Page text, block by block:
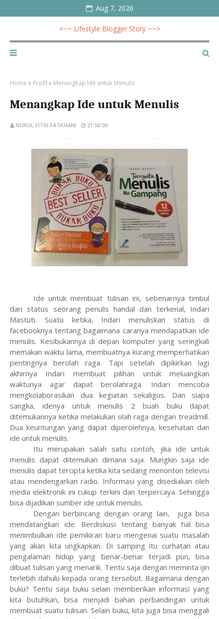
Aug 7, 2026
<~~ Lifestyle Blogger Story ~~>
Home Profil Menangkap Ide untuk Menulis
Menangkap Ide untuk Menulis
NURUL FITRI FATKHANI 21:50:00
Ide untuk membuat tulisan ini, sebenarnya timbul
dari status seorang penulis handal dan terkenal, Indari
Mastuti. Suatu ketika, Indari menuliskan status di
facebooknya tentang bagaimana caranya mendapatkan ide
menulis. Kesibukannya di depan komputer yang seringkali
memakan waktu lama, membuatnya kurang memperhatikan
pentingnya berolah raga. Tapi setelah dipikirkan lagi
akhirnya Indari membuat pilihan untuk meluangkan
waktunya agar dapat berolahraga. Indari mencoba
mengkolaborasikan dua kegiatan sekaligus. Dan siapa
sangka, idenya untuk menulis 2 buah buku dapat
ditemukannya ketika melakukan olah raga dengan treadmill.
Dua keuntungan yang dapat diperolehnya, kesehatan dan
ide untuk menulis.
Itu merupakan salah satu contoh, jika ide untuk
menulis dapat ditemukan dimana saja. Mungkin saja ide
menulis dapat tercipta ketika kita sedang menonton televisi
atau mendengarkan radio. Informasi yang disediakan oleh
media elektronik ini cukup terkini dan terpercaya. Sehingga
bisa dijadikan sumber ide untuk menulis.
Dengan berbincang dengan orang lain, juga bisa
mendatangkan ide. Berdiskusi tentang banyak hal bisa
menimbulkan ide pemikiran baru mengenai suatu masalah
yang akan kita ungkapkan. Di samping itu curhatan atau
pengalaman hidup yang benar-benar terjadi pun, bisa
dibuat tulisan yang menarik. Tentu saja dengan meminta ijin
terlebih dahulu kepada orang tersebut. Bagaimana dengan
buku? Tentu saja buku selain memberikan informasi yang
kita butuhkan, bisa menjadi bahan perbandingan untuk
membuat suatu tulisan. Selain buku, kita juga bisa menggali